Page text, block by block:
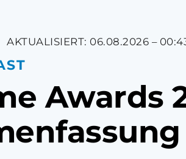
AKTUALISIERT: 06.08.2026 –
Awards